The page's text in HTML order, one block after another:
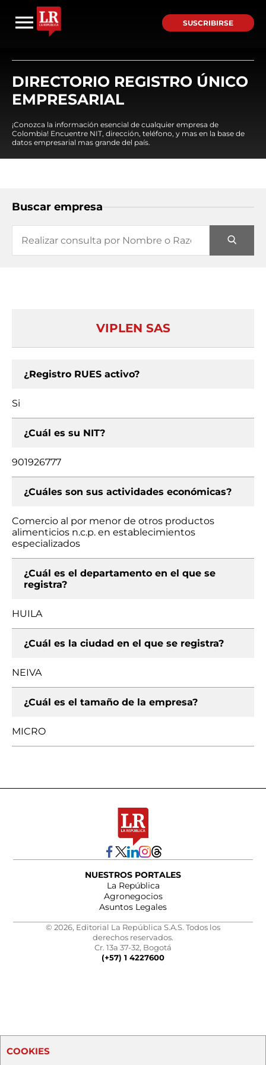
SUSCRIBIRSE
DIRECTORIO REGISTRO ÚNICO
EMPRESARIAL
¡Conozca la información esencial de cualquier empresa de
Colombia! Encuentre NIT, dirección, teléfono, y mas en la base de
datos empresarial mas grande del país.
Buscar empresa
VIPLEN SAS
¿Registro RUES activo?
Si
¿Cuál es su NIT?
901926777
¿Cuáles son sus actividades económicas?
Comercio al por menor de otros productos
alimenticios n.c.p. en establecimientos
especializados
¿Cuál es el departamento en el que se
registra?
HUILA
¿Cuál es la ciudad en el que se registra?
NEIVA
¿Cuál es el tamaño de la empresa?
MICRO
NUESTROS PORTALES
La República
Agronegocios
Asuntos Legales
© 2026, Editorial La República S.A.S. Todos los
derechos reservados.
Cr. 13a 37-32, Bogotá
(+57) 1 4227600
COOKIES